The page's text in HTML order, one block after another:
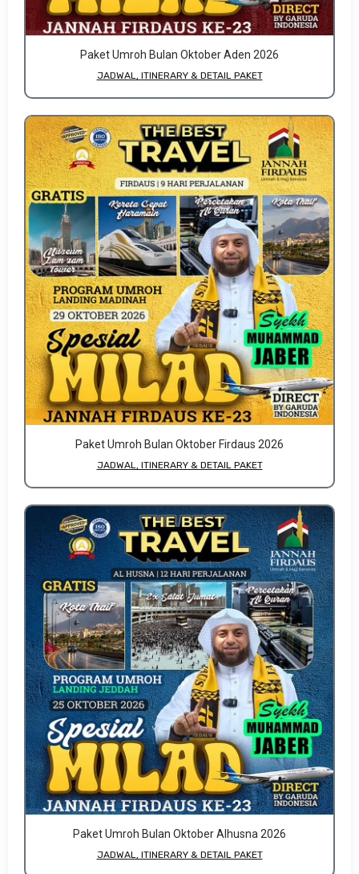
Paket Umroh Bulan Oktober Aden 2026
JADWAL, ITINERARY & DETAIL PAKET
Paket Umroh Bulan Oktober Firdaus 2026
JADWAL, ITINERARY & DETAIL PAKET
Paket Umroh Bulan Oktober Alhusna 2026
JADWAL, ITINERARY & DETAIL PAKET